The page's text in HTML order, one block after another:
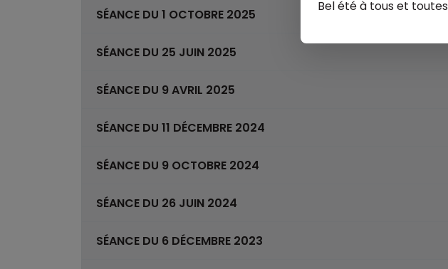
SÉANCE DU 1 OCTOBRE 2025
SÉANCE DU 25 JUIN 2025
SÉANCE DU 9 AVRIL 2025
SÉANCE DU 11 DÉCEMBRE 2024
SÉANCE DU 9 OCTOBRE 2024
SÉANCE DU 26 JUIN 2024
SÉANCE DU 6 DÉCEMBRE 2023
Bel été à tous et toutes